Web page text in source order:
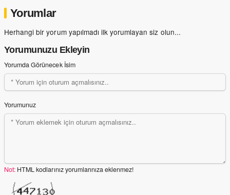
Yorumlar
Herhangi bir yorum yapılmadı ilk yorumlayan siz olun...
Yorumunuzu Ekleyin
Yorumda Görünecek İsim
Yorumunuz
Not: HTML kodlarınız yorumlarınıza eklenmez!